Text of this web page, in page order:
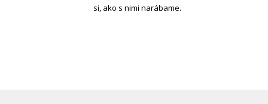
si, ako s nimi narábame.